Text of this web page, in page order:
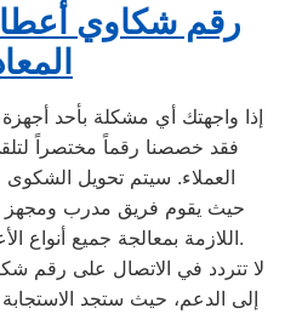
رقم شكاوي
إذا واجهتك أي مشكلة بأحد
فقد خصصنا رقماً مختصراً
العملاء. سيتم تحويل
حيث يقوم فريق مدرب ومجهز
اللازمة بمعالجة جميع أنواع الأعطال بسرعة وجودة عالية.
لا تتردد في الاتصال على رقم
إلى الدعم، حيث ستجد